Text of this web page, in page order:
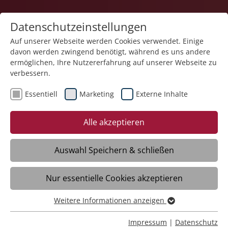
Gesundheit
Allgemeinmedizinische
Institutsambulanz
Meckenbeuren
Datenschutzeinstellungen
Auf unserer Webseite werden Cookies verwendet. Einige
davon werden zwingend benötigt, während es uns andere
ermöglichen, Ihre Nutzererfahrung auf unserer Webseite zu
verbessern.
Essentiell Marketing Externe Inhalte
Alle akzeptieren
Auswahl Speichern & schließen
Nur essentielle Cookies akzeptieren
Essentiell
Essentielle Cookies werden für grundlegende Funktionen
Weitere Informationen anzeigen
Impressum | Datenschutz